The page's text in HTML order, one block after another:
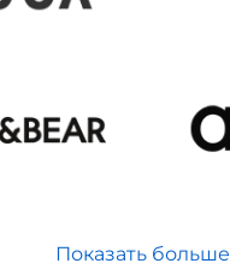
Показать больше